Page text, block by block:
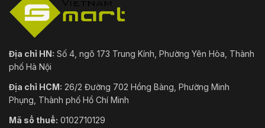
Địa chỉ HN: Số 4, ngõ 173 Trung Kính, Phường Yên Hòa, Thành
phố Hà Nội
Địa chỉ HCM: 26/2 Đường 702 Hồng Bàng, Phường Minh
Phụng, Thành phố Hồ Chí Minh
Mã số thuế: 0102710129